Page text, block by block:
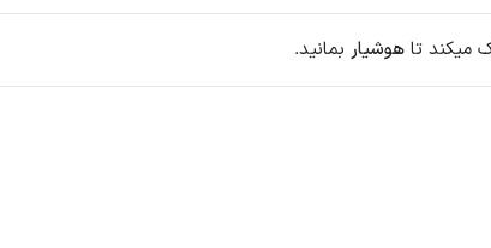
میکند تا هوشیاربمانید.